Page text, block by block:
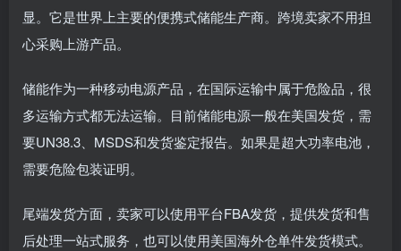
显。它是世界上主要的便携式储能生产商。跨境卖家不用担
心采购上游产品。
储能作为一种移动电源产品，在国际运输中属于危险品，很
多运输方式都无法运输。目前储能电源一般在美国发货，需
要UN38.3、MSDS和发货鉴定报告。如果是超大功率电池，
需要危险包装证明。
尾端发货方面，卖家可以使用平台FBA发货，提供发货和售
后处理一站式服务，也可以使用美国海外仓单件发货模式。